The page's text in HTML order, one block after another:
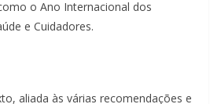
o Ano Internacional dos
e Cuidadores.
aliada às várias recomendações e